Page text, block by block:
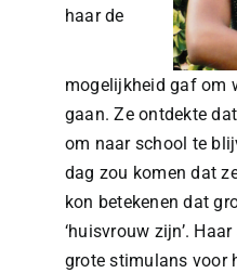
haar de
mogelijkheid gaf om
gaan. Ze ontdekte
om naar school te
dag zou komen dat
kon betekenen dat
‘huisvrouw zijn’.
grote stimulans voor